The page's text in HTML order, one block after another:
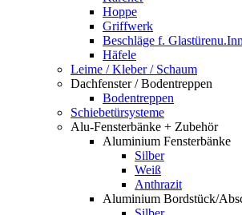
Hoppe
Griffwerk
Beschläge f.
Häfele
Leime / Kleber / Schaum
Dachfenster / Bodentreppen
Bodentreppen
Schiebetürsysteme
Alu-Fensterbänke + Zubehör
Aluminium Fensterbänke
Silber
Weiß
Anthrazit
Aluminium Bordstück/